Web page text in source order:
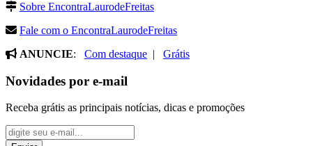
Sobre EncontraLaurodeFreitas
Fale com o EncontraLaurodeFreitas
ANUNCIE: Com destaque | Grátis
Novidades por e-mail
Receba grátis as principais notícias, dicas e promoções